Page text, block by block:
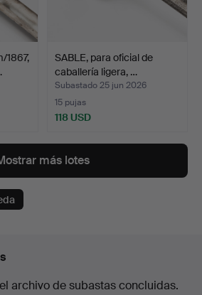
1867,
SABLE, para oficial de
caballería ligera, …
Subastado 25 jun 2026
15 pujas
118 USD
más lotes
archivo de subastas concluidas.